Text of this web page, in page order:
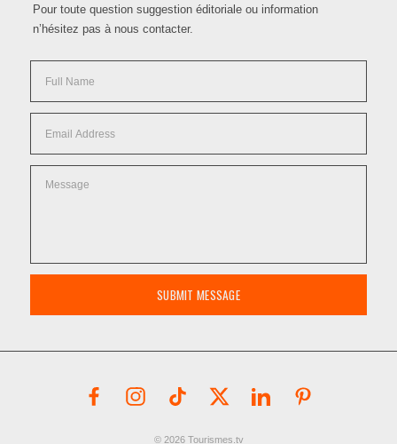
Pour toute question suggestion éditoriale ou information
n’hésitez pas à nous contacter.
SUBMIT MESSAGE
© 2026 Tourismes.tv